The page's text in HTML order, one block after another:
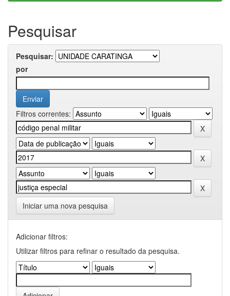
Pesquisar
Pesquisar:
por
Filtros correntes:
Iniciar uma nova pesquisa
Adicionar filtros:
Utilizar filtros para refinar o resultado da pesquisa.